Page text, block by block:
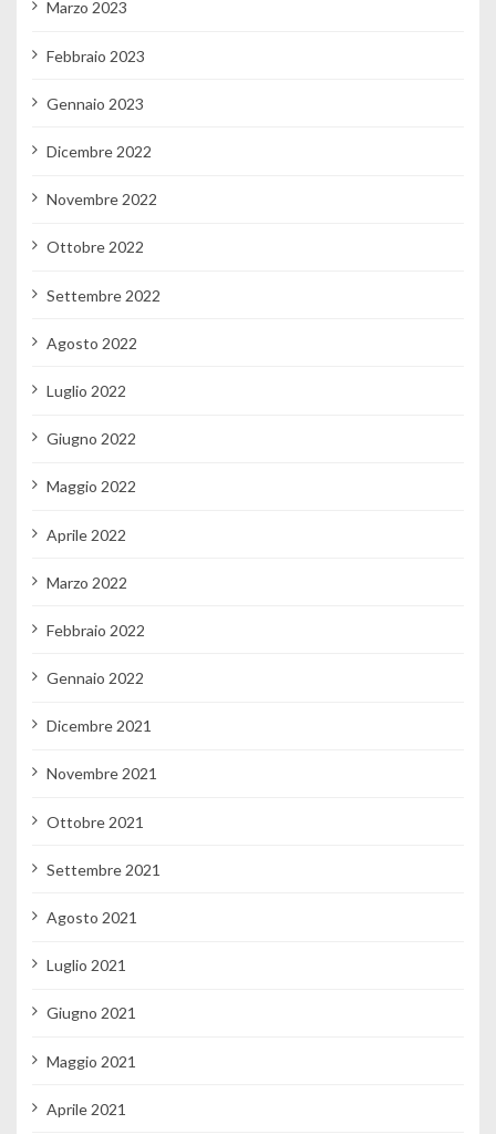
Marzo 2023
Febbraio 2023
Gennaio 2023
Dicembre 2022
Novembre 2022
Ottobre 2022
Settembre 2022
Agosto 2022
Luglio 2022
Giugno 2022
Maggio 2022
Aprile 2022
Marzo 2022
Febbraio 2022
Gennaio 2022
Dicembre 2021
Novembre 2021
Ottobre 2021
Settembre 2021
Agosto 2021
Luglio 2021
Giugno 2021
Maggio 2021
Aprile 2021